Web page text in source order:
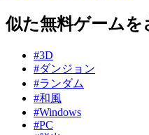
似た無料ゲームを
#3D
#ダンジョン
#ランダム
#和風
#Windows
#PC